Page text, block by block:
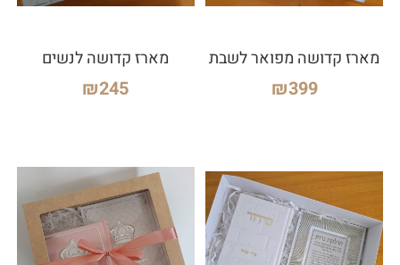
מארז קדושה מפואר לשבת
₪399
מארז קדושה לנשים
₪245